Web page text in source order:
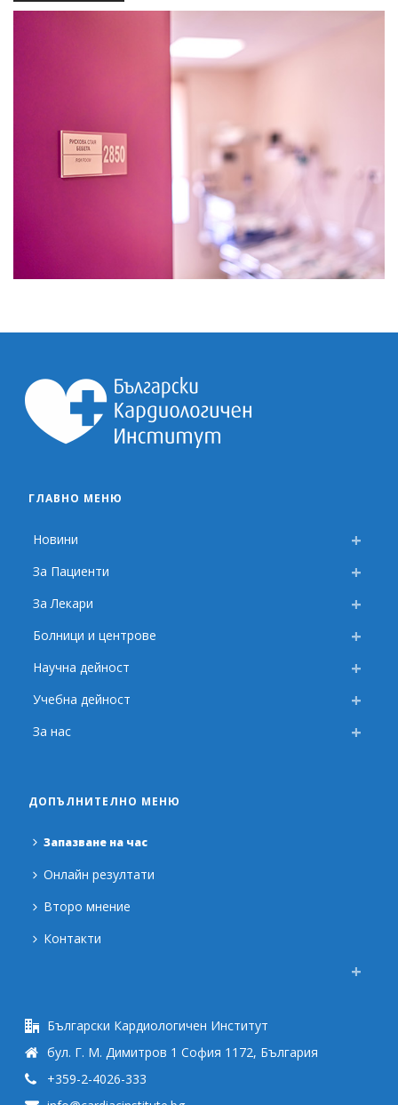
ГЛАВНО МЕНЮ
Новини
За Пациенти
За Лекари
Болници и центрове
Научна дейност
Учебна дейност
За нас
ДОПЪЛНИТЕЛНО МЕНЮ
Запазване на час
Онлайн резултати
Второ мнение
Контакти
Български Кардиологичен Институт
бул. Г. М. Димитров 1 София 1172, България
+359-2-4026-333